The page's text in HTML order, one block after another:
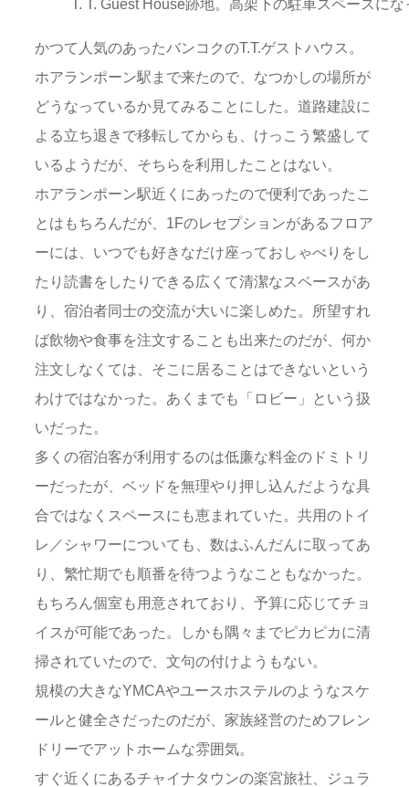
かつて人気のあったバンコクのT.T.ゲストハウス。
ホアランポーン駅まで来たので、なつかしの場所が
どうなっているか見てみることにした。道路建設に
よる立ち退きで移転してからも、けっこう繁盛して
いるようだが、そちらを利用したことはない。
ホアランポーン駅近くにあったので便利であったこ
とはもちろんだが、1Fのレセプションがあるフロア
ーには、いつでも好きなだけ座っておしゃべりをし
たり読書をしたりできる広くて清潔なスペースがあ
り、宿泊者同士の交流が大いに楽しめた。所望すれ
ば飲物や食事を注文することも出来たのだが、何か
注文しなくては、そこに居ることはできないという
わけではなかった。あくまでも「ロビー」という扱
いだった。
多くの宿泊客が利用するのは低廉な料金のドミトリ
ーだったが、ベッドを無理やり押し込んだような具
合ではなくスペースにも恵まれていた。共用のトイ
レ／シャワーについても、数はふんだんに取ってあ
り、繁忙期でも順番を待つようなこともなかった。
もちろん個室も用意されており、予算に応じてチョ
イスが可能であった。しかも隅々までピカピカに清
掃されていたので、文句の付けようもない。
規模の大きなYMCAやユースホステルのようなスケ
ールと健全さだったのだが、家族経営のためフレン
ドリーでアットホームな雰囲気。
すぐ近くにあるチャイナタウンの楽宮旅社、ジュラ